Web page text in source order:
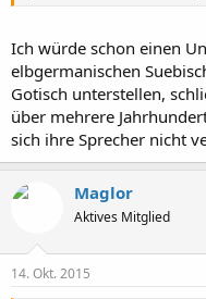
Ich würde schon einen
elbgermanischen
Gotisch unterstellen,
über mehrere
sich ihre Sprecher nicht
Maglor
Aktives Mitglied
14. Okt. 2015